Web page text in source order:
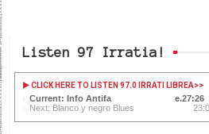
Listen 97 Irratia!
CLICK HERE TO LISTEN 97.0 IRRATI LIBREA>>
Current: Info Antifa 27:27
Next: Blanco y negro Blues